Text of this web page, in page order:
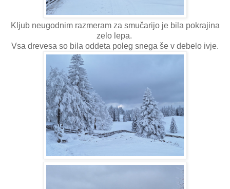
Kljub neugodnim razmeram za smučarijo je bila pokrajina
zelo lepa.
Vsa drevesa so bila oddeta poleg snega še v debelo ivje.